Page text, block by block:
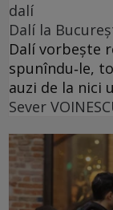
dalí
Dalí la
Dalí vorbește
spunîndu‑le,
auzi de la nici
Sever